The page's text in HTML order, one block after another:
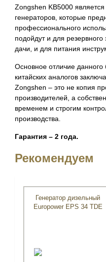
Zongshen KB5000
генераторов, которые
профессионального
подойдут и для
дачи, и для питания
Основное отличие данного
китайских аналогов
Zongshen – это не копия
производителей, а
временем и строгим
производства.
Гарантия – 2 года.
Рекомендуем
Генератор дизельный
Europower EPS 34 TDE